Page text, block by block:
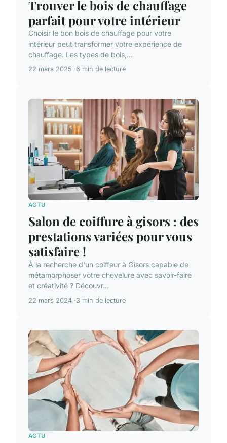
Trouver le bois de chauffage
parfait pour votre intérieur
Choisir le bon bois de chauffage pour votre
intérieur peut transformer votre expérience de
chauffage. Les types de bois,...
22 mars 2025 6 min de lecture
ACTU
Salon de coiffure à gisors : des
prestations variées pour vous
satisfaire !
À la recherche d'un coiffeur à Gisors capable de
métamorphoser votre chevelure avec savoir-faire
et créativité ? Découvr...
22 mars 2024 3 min de lecture
ACTU